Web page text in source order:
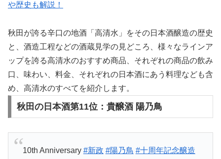
や歴史も解説！
秋田が誇る辛口の地酒「高清水」をその日本酒醸造の歴史
と、酒造工程などの酒蔵見学の見どころ、様々なラインア
ップを誇る高清水のおすすめ商品、それぞれの商品の飲み
口、味わい、料金、それぞれの日本酒にあう料理なども含
め、高清水のすべてを紹介します。
秋田の日本酒第11位：貴醸酒 陽乃鳥
10th Anniversary #新政 #陽乃鳥 #十周年記念醸造